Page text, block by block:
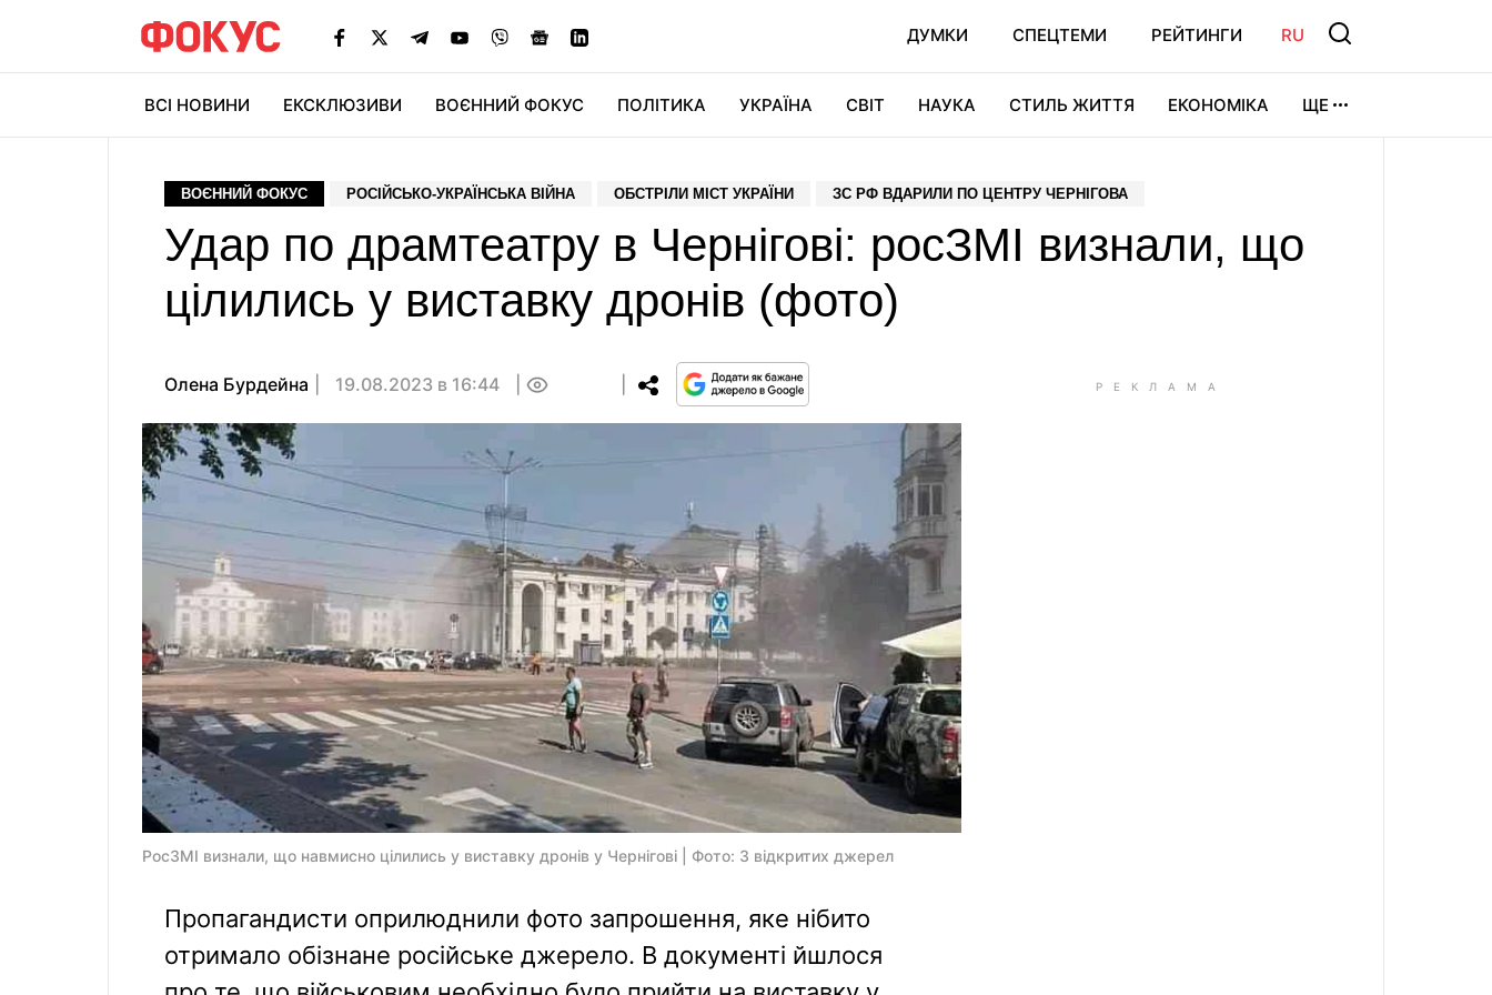
ДУМКИ СПЕЦТЕМИ РЕЙТИНГИ RU
ВСІ НОВИНИ ЕКСКЛЮЗИВИ ВОЄННИЙ ФОКУС ПОЛІТИКА УКРАЇНА СВІТ НАУКА СТИЛЬ ЖИТТЯ ЕКОНОМІКА ЩЕ
ВОЄННИЙ ФОКУС РОСІЙСЬКО-УКРАЇНСЬКА ВІЙНА ОБСТРІЛИ МІСТ УКРАЇНИ ЗС РФ ВДАРИЛИ ПО ЦЕНТРУ ЧЕРНІГОВА
Удар по драмтеатру в Чернігові: росЗМІ визнали, що
цілились у виставку дронів (фото)
Олена Бурдейна 19.08.2023 в 16:44
РосЗМІ визнали, що навмисно цілились у виставку дронів у Чернігові | Фото: З відкритих джерел
Пропагандисти оприлюднили фото запрошення, яке нібито
отримало обізнане російське джерело. В документі йшлося